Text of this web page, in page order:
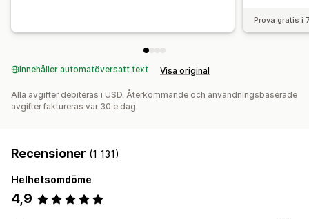
Prova gratis i
Innehåller automatöversatt text Visa original
Alla avgifter debiteras i USD. Återkommande och användningsbaserade
avgifter faktureras var 30:e dag.
Recensioner (1 131)
Helhetsomdöme
4,9